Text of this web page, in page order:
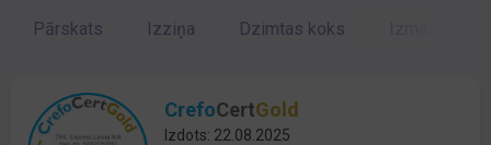
Pārskats Izziņa Dzimtas koks
CrefoCertGold
Izdots: 22.08.2025